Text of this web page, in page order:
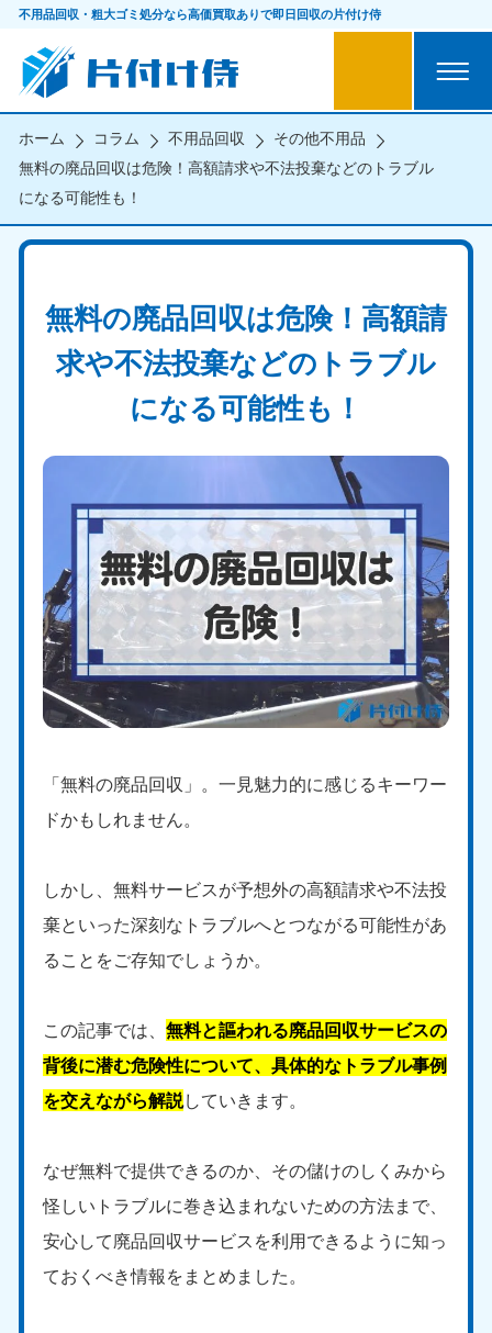
不用品回収・粗大ゴミ処分なら高価買取ありで即日回収の片付け侍
ホーム コラム 不用品回収
その他不用品
無料の廃品回収は危険！高額請求や不法投棄などのトラブル
になる可能性も！
無料の廃品回収は危険！高額請
求や不法投棄などのトラブル
になる可能性も！
「無料の廃品回収」。一見魅力的に感じるキーワー
ドかもしれません。
しかし、無料サービスが予想外の高額請求や不法投
棄といった深刻なトラブルへとつながる可能性があ
ることをご存知でしょうか。
この記事では、無料と謳われる廃品回収サービスの
背後に潜む危険性について、具体的なトラブル事例
を交えながら解説していきます。
なぜ無料で提供できるのか、その儲けのしくみから
怪しいトラブルに巻き込まれないための方法まで、
安心して廃品回収サービスを利用できるように知っ
ておくべき情報をまとめました。